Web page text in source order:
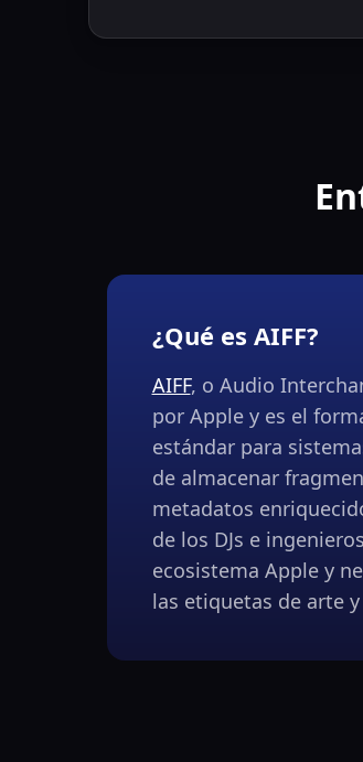
¿Qué es AIFF?
AIFF, o Audio
por Apple y es el
estándar para
de almacenar
metadatos
de los DJs e
ecosistema Apple y
las etiquetas de arte